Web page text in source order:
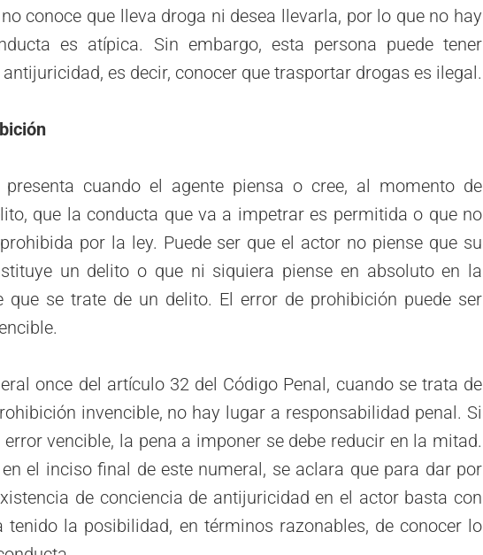
conoce que lleva droga ni desea llevarla, por lo que no hay
es atípica. Sin embargo, esta persona puede tener
es decir, conocer que trasportar drogas es ilegal.
presenta cuando el agente piensa o cree, al momento de
que la conducta que va a impetrar es permitida o que no
por la ley. Puede ser que el actor no piense que su
un delito o que ni siquiera piense en absoluto en la
que se trate de un delito. El error de prohibición puede ser
once del artículo 32 del Código Penal, cuando se trata de
invencible, no hay lugar a responsabilidad penal. Si
vencible, la pena a imponer se debe reducir en la mitad.
el inciso final de este numeral, se aclara que para dar por
de conciencia de antijuricidad en el actor basta con
tenido la posibilidad, en términos razonables, de conocer lo